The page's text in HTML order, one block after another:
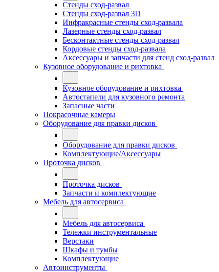
Стенды сход-развал
Стенды сход-развал 3D
Инфракрасные стенды сход-развала
Лазерные стенды сход-развал
Бесконтактные стенды сход-развал
Кордовые стенды сход-развала
Аксессуары и запчасти для стенд сход-развал
Кузовное оборудование и рихтовка
Кузовное оборудование и рихтовка
Автостапели для кузовного ремонта
Запасные части
Покрасочные камеры
Оборудование для правки дисков
Оборудование для правки дисков
Комплектующие/Аксессуары
Проточка дисков
Проточка дисков
Запчасти и комплектующие
Мебель для автосервиса
Мебель для автосервиса
Тележки инструментальные
Верстаки
Шкафы и тумбы
Комплектующие
Автоинструменты